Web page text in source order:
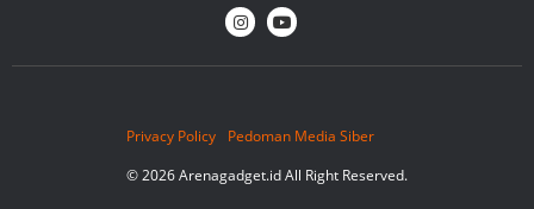
Privacy Policy
Pedoman Media Siber
© 2026 Arenagadget.id All Right Reserved.